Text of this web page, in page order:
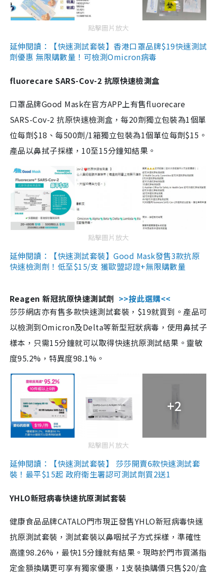
點擊圖片放大
延伸閱讀：【快速測試套裝】香港口罩品牌$19快速測試
劑優惠 無限購數量！可檢測Omicron病毒
fluorecare SARS-Cov-2 抗原快速檢測盒
口罩品牌Good Mask在官方APP上有售fluorecare
SARS-Cov-2 抗原快速檢測盒，每20劑獨立包裝為1個單
位每劑$18、每500劑/1箱獨立包裝為1個單位每劑$15。
產品以鼻拭子採樣，10至15分鐘知結果。
點擊圖片放大
延伸閱讀：【快速測試套裝】Good Mask發售3款抗原
快速檢測劑！低至$15/支 獲歐盟認證+無限購數量
Reagen 新冠抗原快速測試劑 >>按此選購<<
莎莎網店亦有售多款快速測試套裝，$19就買到。產品可
以檢測到Omicron及Delta等新型冠狀病毒，使用鼻拭子
樣本，只需15分鐘就可以取得快速抗原測試結果。靈敏
度95.2%，特異度98.1%。
+2
點擊圖片放大
延伸閱讀：【快速測試套裝】 莎莎開賣6款快速測試套
裝！最平$15起 政府衛生署認可測試劑買2送1
YHLO新冠病毒快速抗原測試套裝
健康食品品牌CATALO門市現正發售YHLO新冠病毒快速
抗原測試套裝，測試套裝以鼻咽拭子方式採樣，準確性
高達98.26%，最快15分鐘就有結果。現時於門市買滿指
定金額換購更可享有獨家優惠，1支裝換購價只售$20/盒